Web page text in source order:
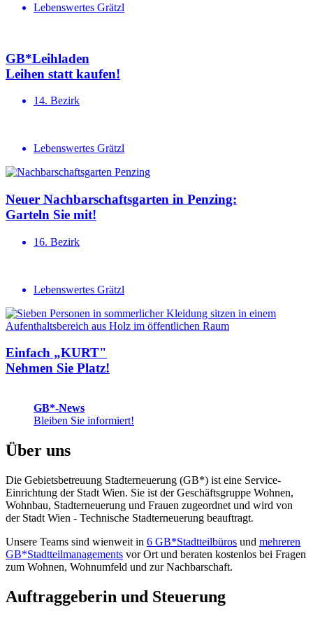
Lebenswertes Grätzl
GB*Leihladen
Leihen statt kaufen!
14. Bezirk
Lebenswertes Grätzl
Neuer Nachbar­schafts­garten in Penzing:
Garteln Sie mit!
16. Bezirk
Lebenswertes Grätzl
Einfach „KURT"
Nehmen Sie Platz!
GB*-News
Bleiben Sie informiert!
Über uns
Die Gebietsbetreuung Stadterneuerung (GB*) ist eine Service-
Einrichtung der Stadt Wien. Sie ist der Geschäfts­gruppe Wohnen,
Wohnbau, Stadt­erneuerung und Frauen zugeordnet und wird von
der Stadt Wien - Technische Stadterneuerung beauftragt.
Unsere Teams sind wienweit in 6 GB*Stadtteilbüros und mehreren
GB*Stadtteilmanagements vor Ort und beraten kostenlos bei Fragen
zum Wohnen, Wohnumfeld und zur Nachbarschaft.
Auftraggeberin und Steuerung